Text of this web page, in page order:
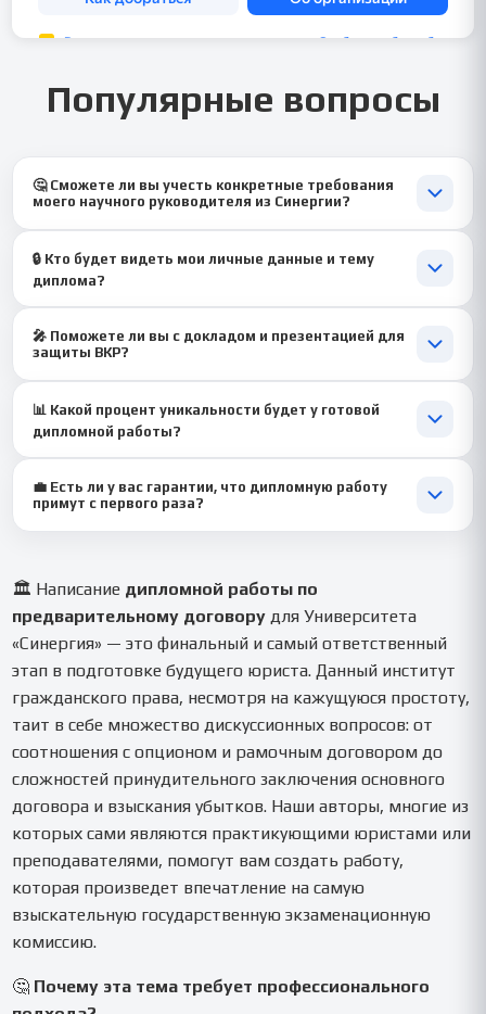
Популярные вопросы
🤔 Сможете ли вы учесть конкретные требования
моего научного руководителя из Синергии?
работы мы просим вас предоставить все доступные
материалы: методические рекомендации вашего факультета,
выданное техническое задание и любые письменные или
устные пожелания научрука. Наши авторы строго следуют
этим требованиям.
🔒 Кто будет видеть мои личные данные и тему
диплома?
теме работы известна только вашему непосредственному
менеджеру и автору. Никакие данные не передаются третьим
лицам и не используются в других целях.
🎤 Поможете ли вы с докладом и презентацией для
защиты ВКР?
вы получите готовый структурированный доклад (речь на 5-7
минут) и профессионально оформленная презентация в
PowerPoint,.
📊 Какой процент уникальности будет у готовой
дипломной работы?
заимствования. Целевой показатель уникальности — от 75%
при проверке в системе Антиплагиат.ВУЗ. По завершении
работы мы предоставляем вам полный отчет для
💼 Есть ли у вас гарантии, что дипломную работу
примут с первого раза?
из Синергии в оговоренные сроки. Наша цель — чтобы
кафедры и был допущен к защите.
🏛️ Написание дипломной работы по
предварительному договору для Университета
«Синергия» — это финальный и самый ответственный
этап в подготовке будущего юриста. Данный институт
гражданского права, несмотря на кажущуюся простоту,
таит в себе множество дискуссионных вопросов: от
соотношения с опционом и рамочным договором до
сложностей принудительного заключения основного
договора и взыскания убытков. Наши авторы, многие из
которых сами являются практикующими юристами или
преподавателями, помогут вам создать работу,
которая произведет впечатление на самую
взыскательную государственную экзаменационную
комиссию.
🤔 Почему эта тема требует профессионального